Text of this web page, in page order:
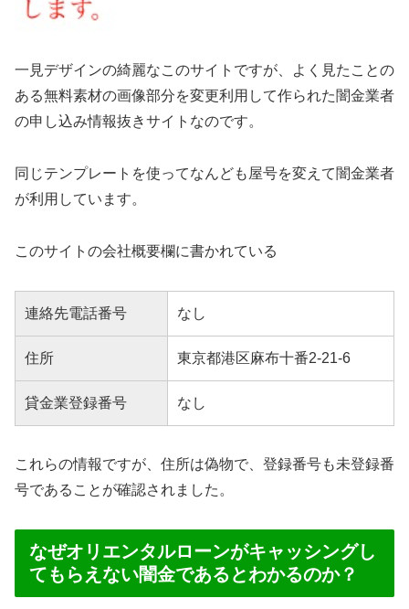
一見デザインの綺麗なこのサイトですが、よく見たことの
ある無料素材の画像部分を変更利用して作られた闇金業者
の申し込み情報抜きサイトなのです。
同じテンプレートを使ってなんども屋号を変えて闇金業者
が利用しています。
このサイトの会社概要欄に書かれている
連絡先電話番号 なし
住所 東京都港区麻布十番2-21-6
貸金業登録番号 なし
これらの情報ですが、住所は偽物で、登録番号も未登録番
号であることが確認されました。
なぜオリエンタルローンがキャッシングし
てもらえない闇金であるとわかるのか？